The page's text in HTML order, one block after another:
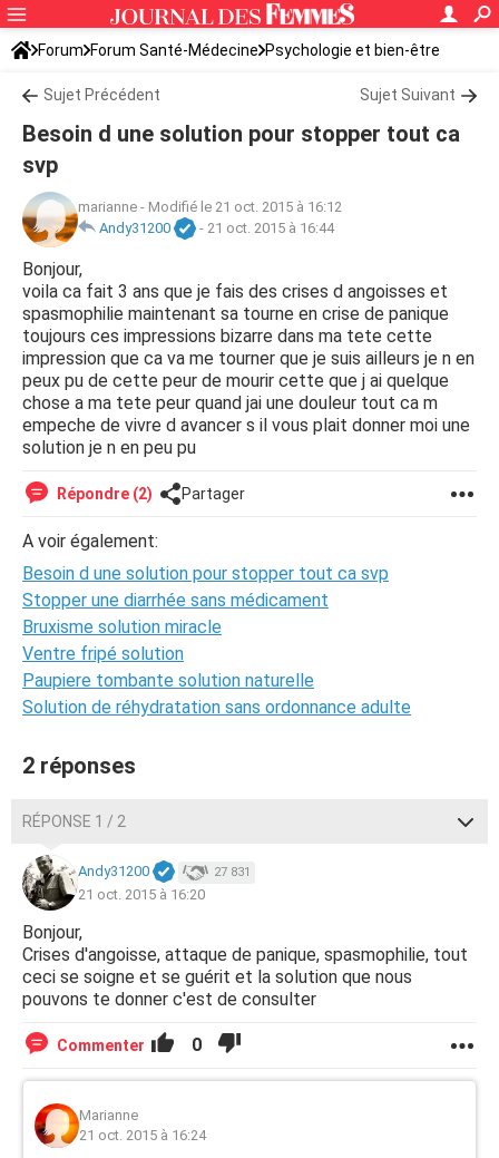
Forum Forum Santé-Médecine Psychologie et bien-être
Sujet Précédent Sujet Suivant
Besoin d une solution pour stopper tout ca
svp
marianne - Modifié le 21 oct. 2015 à 16:12
Andy31200
- 21 oct. 2015 à 16:44
Bonjour,
voila ca fait 3 ans que je fais des crises d angoisses et
spasmophilie maintenant sa tourne en crise de panique
toujours ces impressions bizarre dans ma tete cette
impression que ca va me tourner que je suis ailleurs je n en
peux pu de cette peur de mourir cette que j ai quelque
chose a ma tete peur quand jai une douleur tout ca m
empeche de vivre d avancer s il vous plait donner moi une
solution je n en peu pu
Répondre (2) Partager
A voir également:
Besoin d une solution pour stopper tout ca svp
Stopper une diarrhée sans médicament
Bruxisme solution miracle
Ventre fripé solution
Paupiere tombante solution naturelle
Solution de réhydratation sans ordonnance adulte
2 réponses
RÉPONSE 1 / 2
Andy31200 27 831
21 oct. 2015 à 16:20
Bonjour,
Crises d'angoisse, attaque de panique, spasmophilie, tout
ceci se soigne et se guérit et la solution que nous
pouvons te donner c'est de consulter
Commenter 0
Marianne
21 oct. 2015 à 16:24